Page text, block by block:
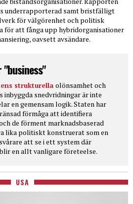
underrapporterad samt bristfälligt
för välgörenhet och politisk
för att fånga upp hybridorganisationer
oavsett avsändare.
strukturella olönsamhet och
snedvridningar är inte
en gemensam logik. Staten har
förmåga att identifiera
de förment marknadsbaserad
lika politiskt konstruerat som en
att se i ett system där
en allt vanligare företeelse.
USA